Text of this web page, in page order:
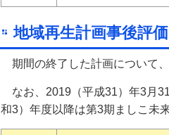
地域再生計画事後評
期間の終了した計画について
なお、2019（平成31）年3月
和3）年度以降は第3期ましこ未